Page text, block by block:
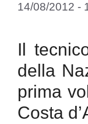
14/08/2012 -
Il
della
prima
Costa